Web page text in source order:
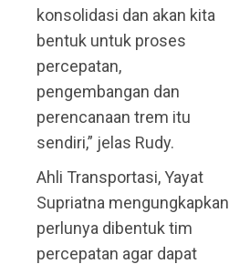
konsolidasi dan akan kita
bentuk untuk proses
percepatan,
pengembangan dan
perencanaan trem itu
sendiri,” jelas Rudy.
Ahli Transportasi, Yayat
Supriatna mengungkapkan
perlunya dibentuk tim
percepatan agar dapat